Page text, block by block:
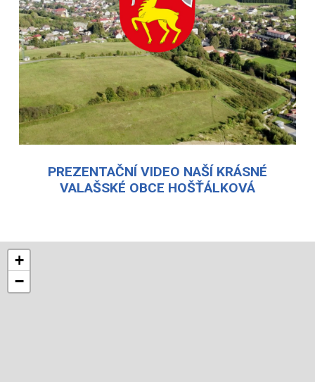
PREZENTAČNÍ VIDEO NAŠÍ KRÁSNÉ
VALAŠSKÉ OBCE HOŠŤÁLKOVÁ
+
−